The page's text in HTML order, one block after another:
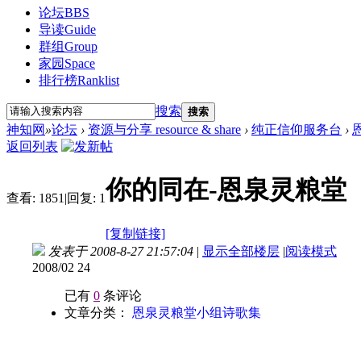
论坛BBS
导读Guide
群组Group
家园 Space
排行榜Ranklist
搜索 搜索
神知网 »论坛 › 资源与分享 resource & share › 纯正信仰服务台 ›
返回列表
查看: 1851 |回复: 1你的同在-恩泉灵粮堂
[复制链接]
发表于 2008-8-27 21:57:04 | 显示全部楼层 |阅读模式
2008/02 24
已有 0 条评论
文章分类： 恩泉灵粮堂小组诗歌集